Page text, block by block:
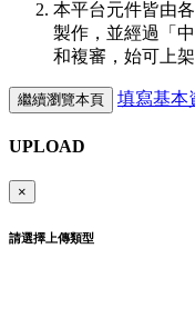
本平台元件皆由
製作，並經過「
和複審，始可上架
繼續瀏覽本頁 填寫基本
UPLOAD
×
請選擇上傳類型